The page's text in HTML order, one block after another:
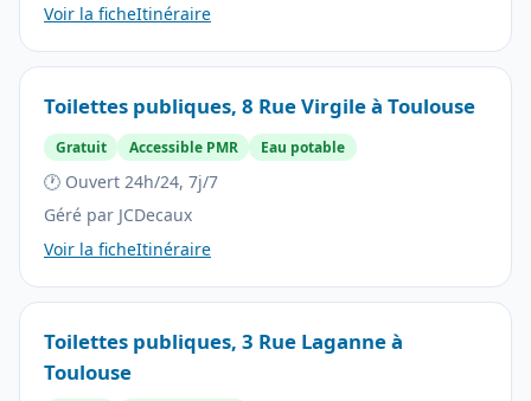
Voir la ficheItinéraire
Toilettes publiques, 8 Rue Virgile à Toulouse
Gratuit Accessible PMR Eau potable
🕐 Ouvert 24h/24, 7j/7
Géré par JCDecaux
Voir la ficheItinéraire
Toilettes publiques, 3 Rue Laganne à
Toulouse